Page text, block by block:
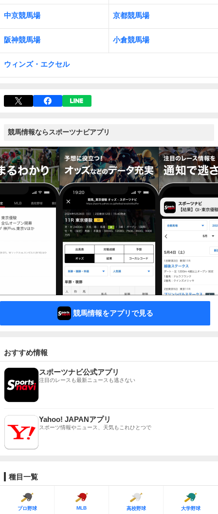
中京競馬場 京都競馬場
阪神競馬場 小倉競馬場
ウィンズ・エクセル
競馬情報ならスポーツナビアプリ
競馬情報をアプリで見る
おすすめ情報
スポーツナビ公式アプリ
注目のレースも最新ニュースも逃さない
Yahoo! JAPANアプリ
スポーツ情報やニュース、天気もこれひとつで
種目一覧
プロ野球 MLB 高校野球 大学野球